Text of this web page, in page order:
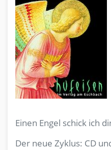
Einen Engel schick ich
Der neue Zyklus: CD